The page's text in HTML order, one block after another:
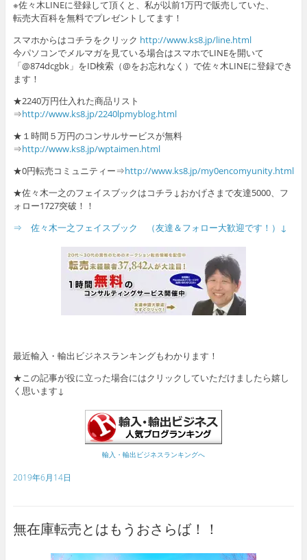
※佐々木LINEに登録して頂くと、私が以前1万円で販売していた、
転売大百科を無料でプレゼントしてます！
スマホからはコチラをクリック http://www.ks8.jp/line.html
今パソコンでメルマガを見ている場合はスマホでLINEを開いて
「@874dcgbk」をID検索（@をお忘れなく）で佐々木LINEに登録でき
ます！
★2240万円仕入れた商品リスト
⇒http://www.ks8.jp/2240lpmyblog.html
★１時間５万円のコンサルサービスが無料
⇒http://www.ks8.jp/wptaimen.html
★0円転売コミュニティー⇒http://www.ks8.jp/my0encomyunity.html
★佐々木一之のフェイスブックはコチラ↓おかげさまで友達5000、フ
ォロー1727突破！！
⇒ 佐々木一之フェイスブック （友達＆フォロー大歓迎です！）↓
最近輸入・輸出ビジネスランキングもわかります！
★この記事が役に立った場合にはクリックしていただけましたら嬉し
く思います↓
輸入・輸出ビジネスランキングへ
2019年6月14日
無在庫転売とはもうおさらば！！